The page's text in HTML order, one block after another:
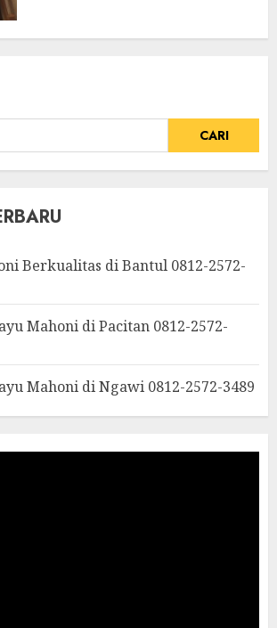
Berkualitas di Bantul 0812-2572-
Mahoni di Pacitan 0812-2572-
Mahoni di Ngawi 0812-2572-3489